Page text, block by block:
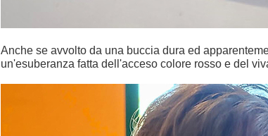
Anche se avvolto da una buccia dura ed
un'esuberanza fatta dell'acceso colore rosso e del